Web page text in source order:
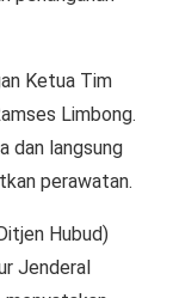
Ketua Tim
Limbong.
dan langsung
perawatan.
Hubud)
Jenderal